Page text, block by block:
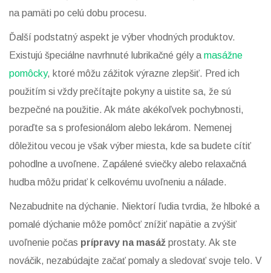
na pamäti po celú dobu procesu.
Ďalší podstatný aspekt je výber vhodných produktov.
Existujú špeciálne navrhnuté lubrikačné gély amasážne
pomôcky, ktoré môžu zážitok výrazne zlepšiť. Pred ich
použitím si vždy prečítajte pokyny a uistite sa, že sú
bezpečné na použitie. Ak máte akékoľvek pochybnosti,
poraďte sa s profesionálom alebo lekárom. Nemenej
dôležitou vecou je však výber miesta, kde sa budete cítiť
pohodlne a uvoľnene. Zapálené sviečky alebo relaxačná
hudba môžu pridať k celkovému uvoľneniu a nálade.
Nezabudnite na dýchanie. Niektorí ľudia tvrdia, že hlboké a
pomalé dýchanie môže pomôcť znížiť napätie a zvýšiť
uvoľnenie počas prípravy na masáž prostaty. Ak ste
nováčik, nezabúdajte začať pomaly a sledovať svoje telo. V